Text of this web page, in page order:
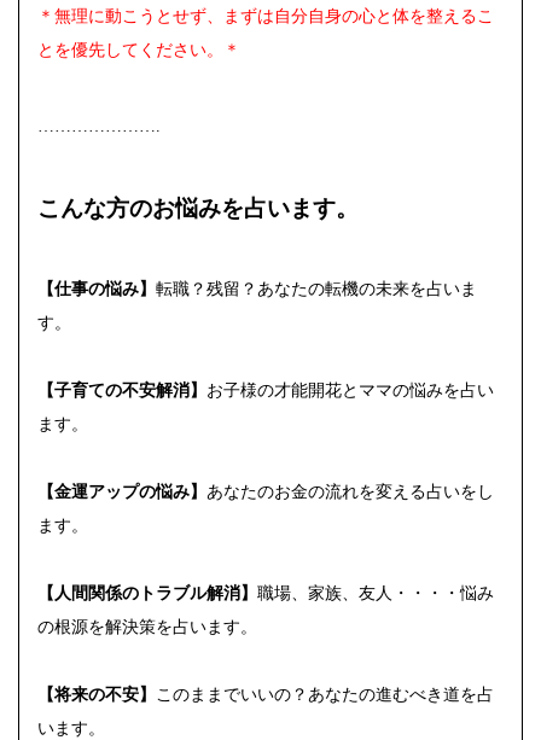
＊無理に動こうとせず、まずは自分自身の心と体を整えるこ
とを優先してください。＊
………………….
こんな方のお悩みを占います。
【仕事の悩み】 転職？残留？あなたの転機の未来を占いま
す。
【子育ての不安解消】 お子様の才能開花とママの悩みを占い
ます。
【金運アップの悩み】 あなたのお金の流れを変える占いをし
ます。
【人間関係のトラブル解消】 職場、家族、友人・・・・悩み
の根源を解決策を占います。
【将来の不安】 このままでいいの？あなたの進むべき道を占
います。